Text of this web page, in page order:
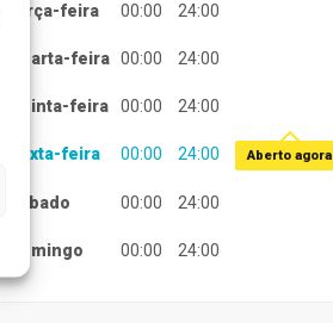
terça-feira 00:00 24:00
quarta-feira 00:00 24:00
quinta-feira 00:00 24:00
sexta-feira 00:00 24:00 Aberto agora
sábado 00:00 24:00
domingo 00:00 24:00